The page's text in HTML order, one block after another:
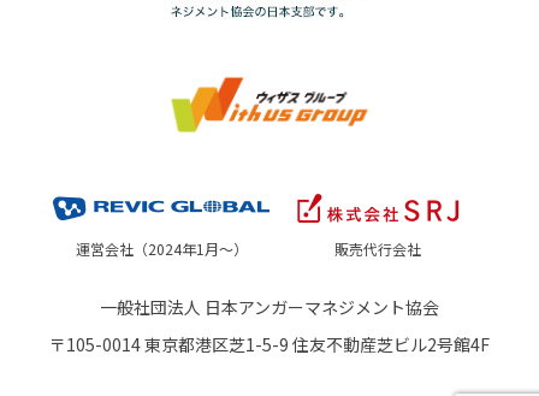
運営会社（2024年1月～） 販売代行会社
一般社団法人 日本アンガーマネジメント協会
〒105-0014 東京都港区芝1-5-9 住友不動産芝ビル2号館4F